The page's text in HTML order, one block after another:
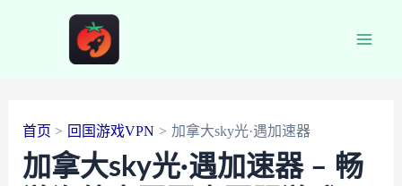
首页 回国游戏VPN 加拿大sky光·遇加速器
加拿大sky光·遇加速器 – 畅